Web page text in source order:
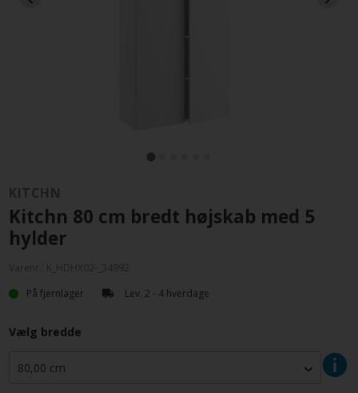
Kitchn 80 cm bredt højskab med 5
hylder
På fjernlager
Lev. 2 - 4 hverdage
Vælg bredde